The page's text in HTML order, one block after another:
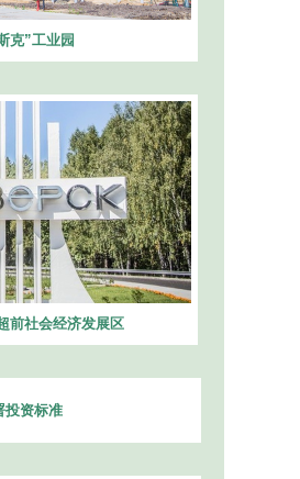
克”工业园
前社会经济发展区
投资标准